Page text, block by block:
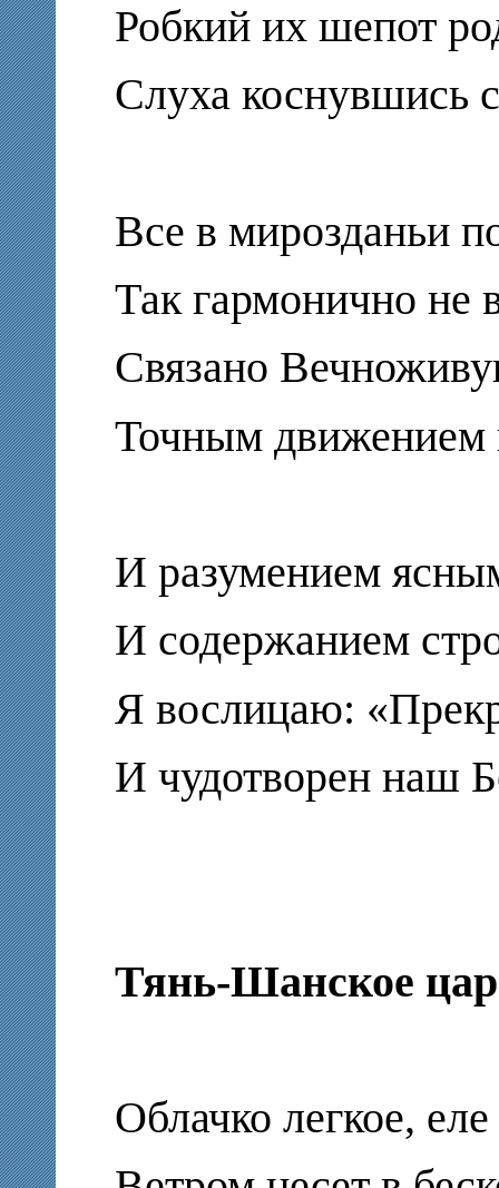
Робкий их шепот
Слуха коснувшись
Все в мирозданьи
Так гармонично не
Связано
Точным движением
И разумением
И содержанием
Я вослицаю:
И чудотворен наш
Тянь-Шанское
Облачко легкое,